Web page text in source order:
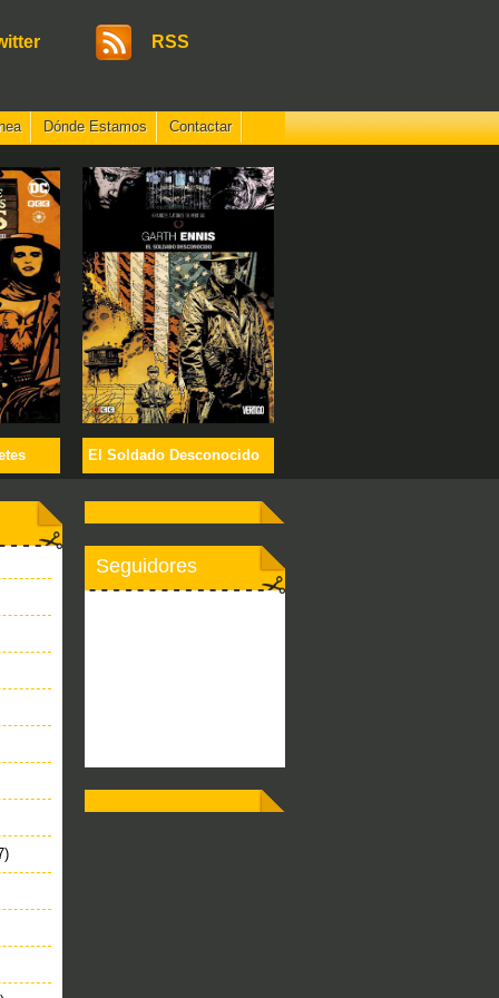
RSS
Dónde Estamos Contactar
El Soldado Desconocido
Seguidores